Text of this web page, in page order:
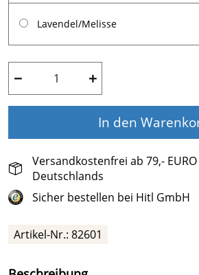
Lavendel/Melisse
− +
In den
Versandkostenfrei ab 79,-
Deutschlands
Sicher bestellen bei Hitl GmbH
Artikel-Nr.: 82601